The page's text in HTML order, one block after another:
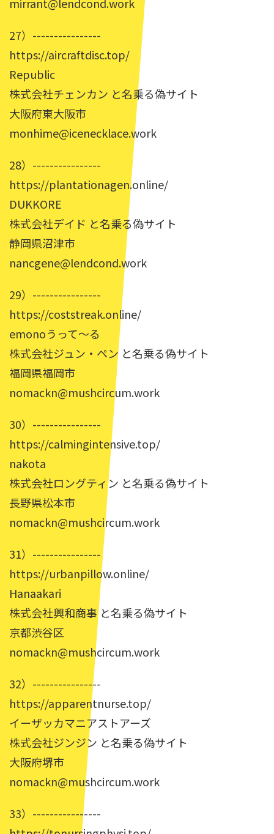
27）----------------
https://aircraftdisc.top/
Republic
株式会社チェンカン と名乗る偽サイト
大阪府東大阪市
monhime@icenecklace.work
28）----------------
https://plantationagen.online/
DUKKORE
株式会社デイド と名乗る偽サイト
静岡県沼津市
nancgene@lendcond.work
29）----------------
https://coststreak.online/
emonoうって〜る
株式会社ジュン・ペン と名乗る偽サイト
福岡県福岡市
nomackn@mushcircum.work
30）----------------
https://calmingintensive.top/
nakota
株式会社ロングティン と名乗る偽サイト
長野県松本市
nomackn@mushcircum.work
31）----------------
https://urbanpillow.online/
Hanaakari
株式会社興和商事 と名乗る偽サイト
京都渋谷区
nomackn@mushcircum.work
32）----------------
https://apparentnurse.top/
イーザッカマニアストアーズ
株式会社ジンジン と名乗る偽サイト
大阪府堺市
nomackn@mushcircum.work
33）----------------